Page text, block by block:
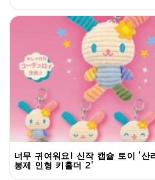
너무 귀여워요! 신작 캡슐 토이 '산
봉제 인형 키홀더 2'